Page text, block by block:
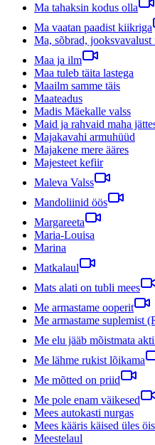
Ma tahaksin kodus olla
Ma vaatan paadist kiikriga
Ma, sõbrad, jooksvavalust
Maa ja ilm
Maa tuleb täita lastega
Maailm samme täis
Maateadus
Madis Mäekalle valss
Maid ja rahvaid maha
Majakavahi armuhüüd
Majakene mere ääres
Majesteet kefiir
Maleva Valss
Mandoliinid öös
Margareeta
Maria-Louisa
Marina
Matkalaul
Mats alati on tubli mees
Me armastame ooperit
Me armastame suplemist
Me elu jääb mõistmata
Me lähme rukist lõikama
Me mõtted on priid
Me pole enam väikesed
Mees autokasti nurgas
Mees kääris käised üles
Meestelaul